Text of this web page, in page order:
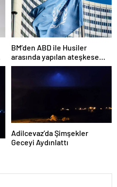
BM’den ABD ile Husiler
arasında yapılan ateşkese
ilişkin değerlendirme
Adilcevaz’da Şimşekler
Geceyi Aydınlattı